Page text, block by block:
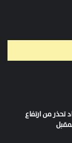
تحذر من ارتفاع